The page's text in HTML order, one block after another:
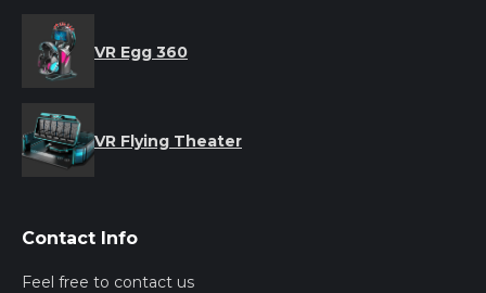
VR Egg 360
VR Flying Theater
Contact Info
Feel free to contact us